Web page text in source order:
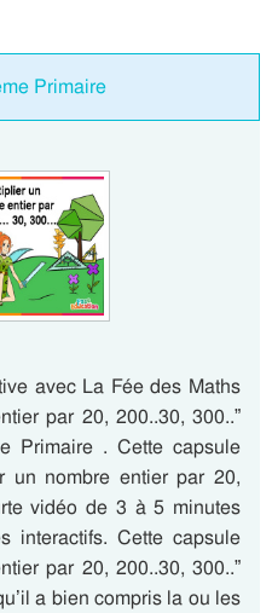
Primaire
avec La Fée des Maths
par 20, 200..30, 300..”
Primaire . Cette capsule
un nombre entier par 20,
vidéo de 3 à 5 minutes
interactifs. Cette capsule
par 20, 200..30, 300..”
a bien compris la ou les